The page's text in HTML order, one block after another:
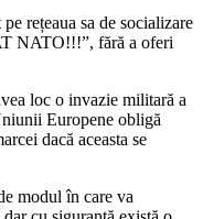
rețeaua sa de socializare
NATO!!!”, fără a oferi
loc o invazie militară a
Europene obligă
dacă aceasta se
modul în care va